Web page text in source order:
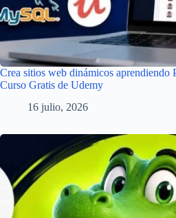
Crea sitios web dinámicos aprendiendo
Curso Gratis de Udemy
16 julio, 2026